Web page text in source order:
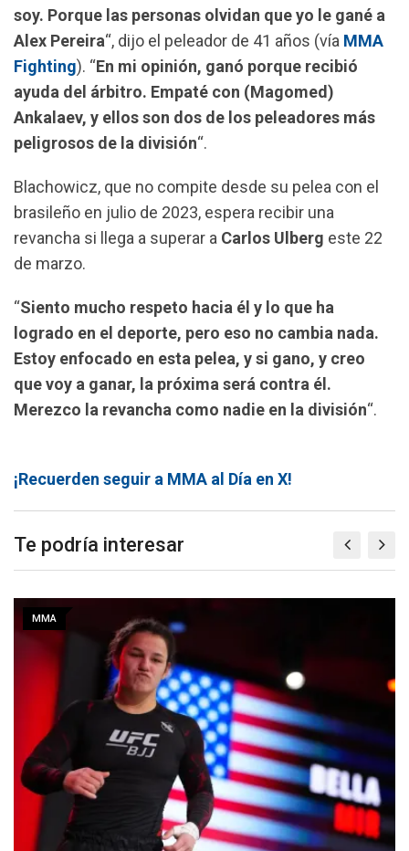
soy. Porque las personas olvidan que yo le gané a
Alex Pereira“, dijo el peleador de 41 años (vía MMA
Fighting). “En mi opinión, ganó porque recibió
ayuda del árbitro. Empaté con (Magomed)
Ankalaev, y ellos son dos de los peleadores más
peligrosos de la división“.
Blachowicz, que no compite desde su pelea con el
brasileño en julio de 2023, espera recibir una
revancha si llega a superar a Carlos Ulberg este 22
de marzo.
“Siento mucho respeto hacia él y lo que ha
logrado en el deporte, pero eso no cambia nada.
Estoy enfocado en esta pelea, y si gano, y creo
que voy a ganar, la próxima será contra él.
Merezco la revancha como nadie en la división“.
¡Recuerden seguir a MMA al Día en X!
Te podría interesar
MMA